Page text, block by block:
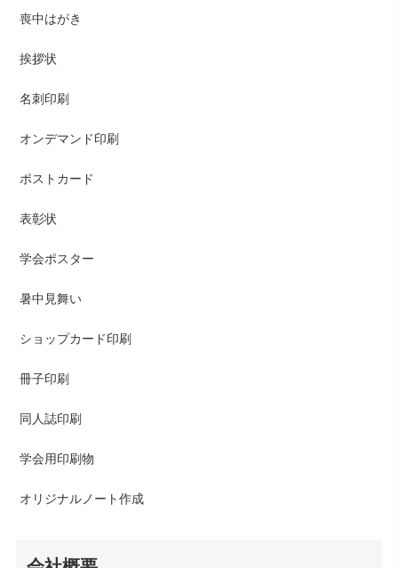
喪中はがき
挨拶状
名刺印刷
オンデマンド印刷
ポストカード
表彰状
学会ポスター
暑中見舞い
ショップカード印刷
冊子印刷
同人誌印刷
学会用印刷物
オリジナルノート作成